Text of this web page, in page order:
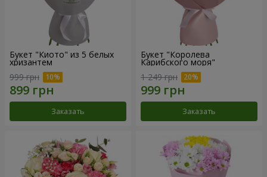
Букет "Киото" из 5 белых
хризантем
999 грн
Заказать
Букет "Королева
Карибского моря"
1 249 грн
Заказать